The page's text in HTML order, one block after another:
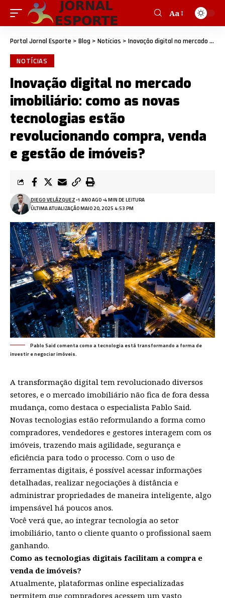
Aa
Portal Jornal Esporte > Blog > Notícias > Inovação digital no mercado imobiliário: como as novas tecnologias estão revolucionando compra, venda e gestão de imóveis?
NOTÍCIAS
Inovação digital no mercado
imobiliário: como as novas
tecnologias estão
revolucionando compra, venda
e gestão de imóveis?
ÚLTIMA ATUALIZAÇÃO MAIO 20, 2025 4:53 PM
DIEGO VELÁZQUEZ 1 ANO AGO 4 MIN DE LEITURA
Pablo Said comenta como a tecnologia está transformando a forma de
investir e negociar imóveis.
A transformação digital tem revolucionado diversos
setores, e o mercado imobiliário não fica de fora dessa
mudança, como destaca o especialista Pablo Said.
Novas tecnologias estão reformulando a forma como
compradores, vendedores e gestores interagem com os
imóveis, trazendo mais agilidade, segurança e
eficiência para todo o processo. Com o uso de
ferramentas digitais, é possível acessar informações
detalhadas, realizar negociações à distância e
administrar propriedades de maneira inteligente, algo
impensável há poucos anos.
Você verá que, ao integrar tecnologia ao setor
imobiliário, tanto o cliente quanto o profissional saem
ganhando.
Como as tecnologias digitais facilitam a compra e
venda de imóveis?
Atualmente, plataformas online especializadas
permitem que compradores acessem um vasto